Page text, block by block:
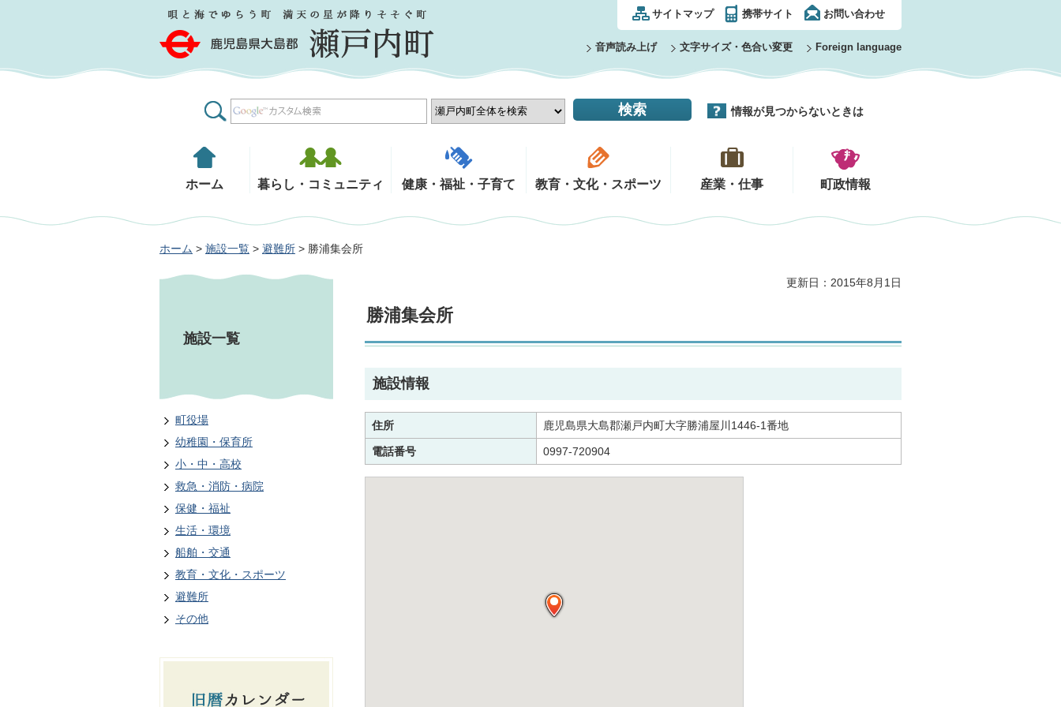
鹿児島県大島郡 瀬戸内町 サイトマップ 携帯サイト お問い合わせ
音声読み上げ 文字サイズ・色合い変更 Foreign language
情報が見つからないときは
ホーム 暮らし・コミュニティ 健康・福祉・子育て 教育・文化・スポーツ 産業・仕事 町政情報
ホーム > 施設一覧 > 避難所 > 勝浦集会所
施設一覧
町役場
幼稚園・保育所
小・中・高校
救急・消防・病院
保健・福祉
生活・環境
船舶・交通
教育・文化・スポーツ
避難所
その他
更新日：2015年8月1日
勝浦集会所
施設情報
住所 鹿児島県大島郡瀬戸内町大字勝浦屋川1446-1番地
電話番号 0997-720904